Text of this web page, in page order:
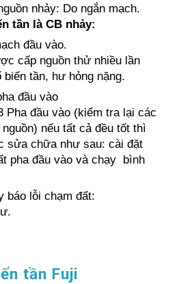
nhảy: Do ngắn mạch.
tần là CB nhảy:
đầu vào.
cấp nguồn thử nhiều lần
tần, hư hỏng nặng.
đầu vào
Pha đầu vào (kiểm tra lại các
nếu tất cả đều tốt thì
sửa chữa như sau: cài đặt
pha đầu vào và chạy bình
báo lỗi chạm đất:
tần Fuji